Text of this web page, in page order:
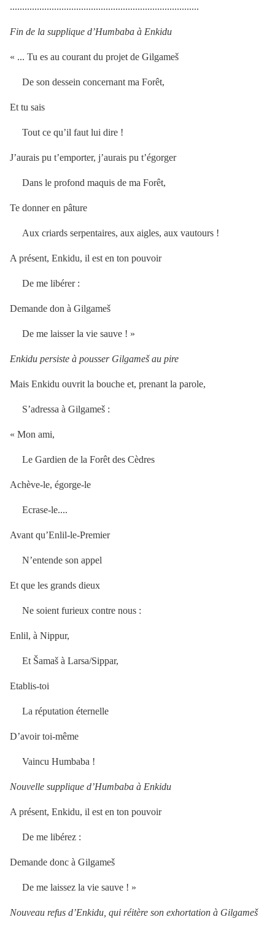
.............................................................................
Fin de la supplique d’Humbaba à Enkidu
« ... Tu es au courant du projet de Gilgameš
De son dessein concernant ma Forêt,
Et tu sais
Tout ce qu’il faut lui dire !
J’aurais pu t’emporter, j’aurais pu t’égorger
Dans le profond maquis de ma Forêt,
Te donner en pâture
Aux criards serpentaires, aux aigles, aux vautours !
A présent, Enkidu, il est en ton pouvoir
De me libérer :
Demande don à Gilgameš
De me laisser la vie sauve ! »
Enkidu persiste à pousser Gilgameš au pire
Mais Enkidu ouvrit la bouche et, prenant la parole,
S’adressa à Gilgameš :
« Mon ami,
Le Gardien de la Forêt des Cèdres
Achève-le, égorge-le
Ecrase-le....
Avant qu’Enlil-le-Premier
N’entende son appel
Et que les grands dieux
Ne soient furieux contre nous :
Enlil, à Nippur,
Et Šamaš à Larsa/Sippar,
Etablis-toi
La réputation éternelle
D’avoir toi-même
Vaincu Humbaba !
Nouvelle supplique d’Humbaba à Enkidu
A présent, Enkidu, il est en ton pouvoir
De me libérez :
Demande donc à Gilgameš
De me laissez la vie sauve ! »
Nouveau refus d’Enkidu, qui réitère son exhortation à Gilgameš